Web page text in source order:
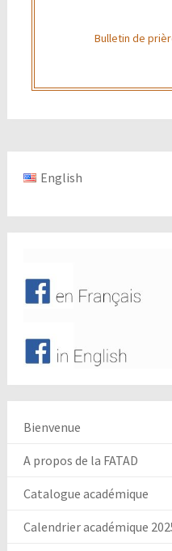
Bulletin de
English
Bienvenue
A propos de la FATAD
Catalogue académique
Calendrier académique